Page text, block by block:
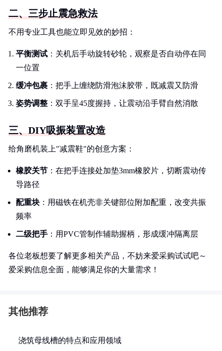
二、三步止震急救法
不用专业工具也能立即见效的妙招：
平衡测试 ：关机后手动旋转砂轮，观察是否自动停在同
一位置
缓冲包裹 ：把手上缠绕防滑泡沫胶带，既减震又防滑
姿势调整 ：双手呈45度握持，让震动沿手臂自然消散
三、DIY吸振装置改造
给角磨机装上"减震鞋"的创意方案：
橡胶关节 ：在把手连接处加垫3mm橡胶片，切断震动传
导路径
配重块 ：用磁铁在机壳非关键部位附加配重，改变共振
频率
二级把手 ：用PVC管制作辅助握柄，形成缓冲隔离层
各位老板想要了解更多相关产品，不妨来爱采购试试吧～
爱采购信息全面，能够满足你的大量需求！
其他推荐
浇筑母线槽的特点和应用领域